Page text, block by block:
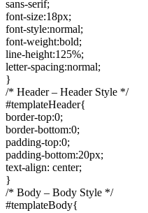
sans-serif;
font-size:18px;
font-style:normal;
font-weight:bold;
line-height:125%;
letter-spacing:normal;
}
/* Header – Header Style */
#templateHeader{
border-top:0;
border-bottom:0;
padding-top:0;
padding-bottom:20px;
text-align: center;
}
/* Body – Body Style */
#templateBody{